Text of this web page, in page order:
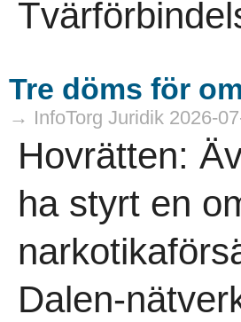
Tre döms för
→ InfoTorg Juridik 2026-
Hovrätten:
ha styrt en
Dalen-